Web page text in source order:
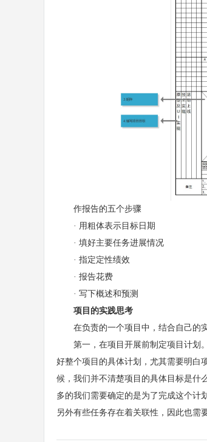
作报告的五个步骤
· 用粗体表示目标日期
· 填好主要任务进展情况
· 指定定性绩效
· 报告花费
· 写下概述和预测
项目的实践思考
在负责的一个项目中，结合自己的实
第一，在项目开展前制定项目计划。
好整个项目的具体计划，尤其需要明白
候，我们并不清楚项目的具体目标是什
多的我们需要确定的是为了完成这个计
另外有些任务存在着关联性，因此也需